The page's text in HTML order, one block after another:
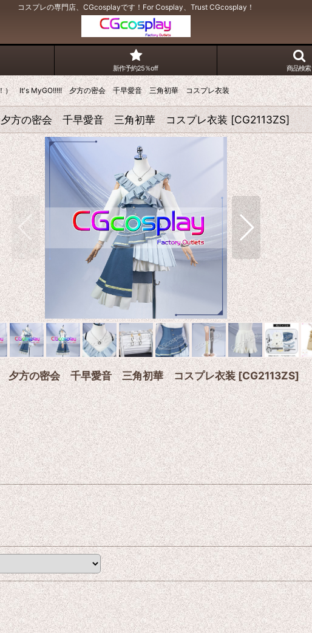
コスプレの専門店、CGcosplayです！For Cosplay、Trust CGcosplay！
新作予約25％off 商品検索
） It's MyGO!!!!! 夕方の密会 千早愛音 三角初華 コスプレ衣装
方の密会 千早愛音 三角初華 コスプレ衣装 [CG2113ZS]
方の密会 千早愛音 三角初華 コスプレ衣装[CG2113ZS]